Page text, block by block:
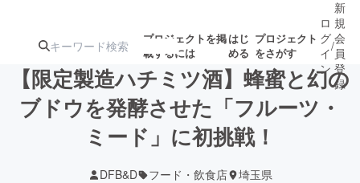
プロジェクトを掲
載するには
はじ
める
プロジェクト
をさがす
注目のリ 注目の新着プロ募集終了が近いプ
ロ
グ
イ
ン
/
新
規
会
員
登
録
【限定製造ハチミツ酒】蜂蜜と幻の
ブドウを発酵させた「フルーツ・
ミード」に初挑戦！
DFB&D フード・飲食店 埼玉県